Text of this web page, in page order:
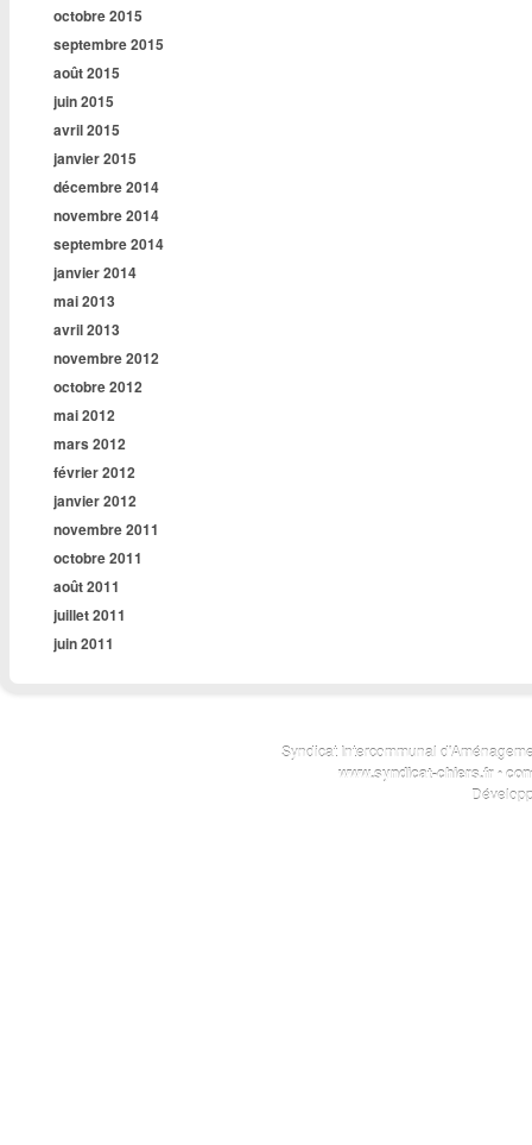
octobre 2015
septembre 2015
août 2015
juin 2015
avril 2015
janvier 2015
décembre 2014
novembre 2014
septembre 2014
janvier 2014
mai 2013
avril 2013
novembre 2012
octobre 2012
mai 2012
mars 2012
février 2012
janvier 2012
novembre 2011
octobre 2011
août 2011
juillet 2011
juin 2011
Syndicat Intercommunal
www.syndicat-chiers.fr•